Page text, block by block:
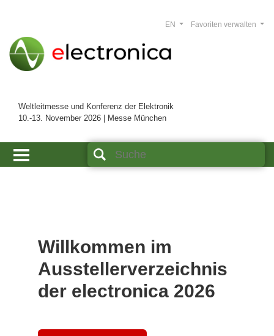
Weltleitmesse und Konferenz der Elektronik
10.-13. November 2026 | Messe München
Favoriten verwalten
EN
Willkommen im
Ausstellerverzeichnis
der electronica 2026